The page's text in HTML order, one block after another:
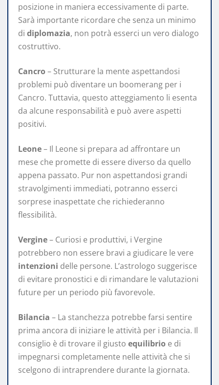
posizione in maniera eccessivamente di parte.
Sarà importante ricordare che senza un minimo
di diplomazia, non potrà esserci un vero dialogo
costruttivo.
Cancro – Strutturare la mente aspettandosi
problemi può diventare un boomerang per i
Cancro. Tuttavia, questo atteggiamento li esenta
da alcune responsabilità e può avere aspetti
positivi.
Leone– Il Leone si prepara ad affrontare un
mese che promette di essere diverso da quello
appena passato. Pur non aspettandosi grandi
stravolgimenti immediati, potranno esserci
sorprese inaspettate che richiederanno
flessibilità.
Vergine– Curiosi e produttivi, i Vergine
potrebbero non essere bravi a giudicare le vere
intenzioni delle persone. L’astrologo suggerisce
di evitare pronostici e di rimandare le valutazioni
future per un periodo più favorevole.
Bilancia – La stanchezza potrebbe farsi sentire
prima ancora di iniziare le attività per i Bilancia. Il
consiglio è di trovare il giusto equilibrio e di
impegnarsi completamente nelle attività che si
scelgono di intraprendere durante la giornata.